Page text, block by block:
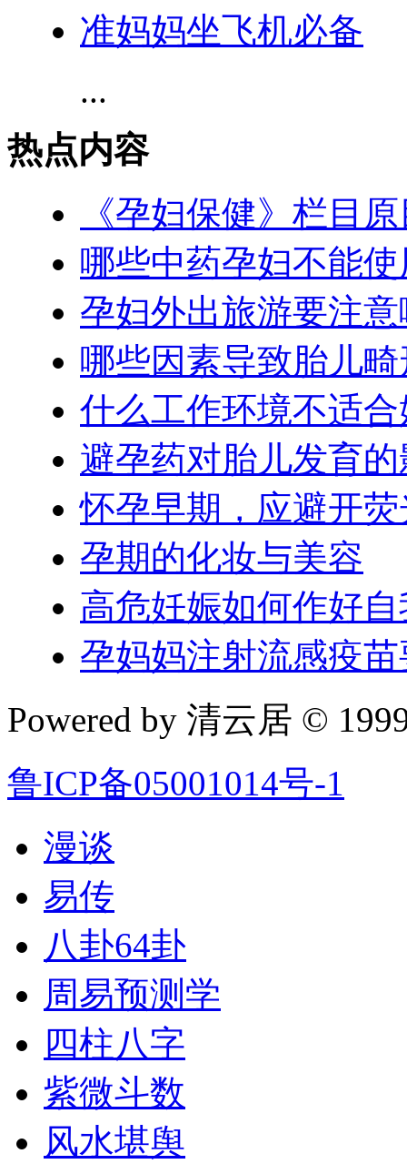
准妈妈坐飞机必备
...
热点内容
《孕妇保健》栏目
哪些中药孕妇不能使
孕妇外出旅游要注
哪些因素导致胎儿畸
什么工作环境不适
避孕药对胎儿发育
怀孕早期，应避开
孕期的化妆与美容
高危妊娠如何作好
孕妈妈注射流感疫
Powered by 清云居 ©
鲁ICP备05001014号-1
漫谈
易传
八卦64卦
周易预测学
四柱八字
紫微斗数
风水堪舆